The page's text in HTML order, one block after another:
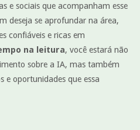
e sociais que acompanham esse
deseja se aprofundar na área,
confiáveis e ricas em
na leitura, você estará não
sobre a IA, mas também
e oportunidades que essa